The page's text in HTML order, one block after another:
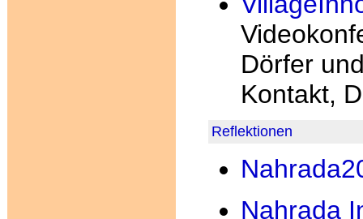
Dörfer
Kontakt,
Reflektionen
Nahrada